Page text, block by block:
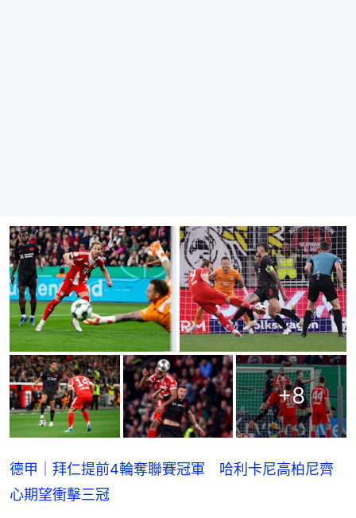
+8
德甲｜拜仁提前4輪奪聯賽冠軍 哈利卡尼高柏尼齊
心期望衝擊三冠